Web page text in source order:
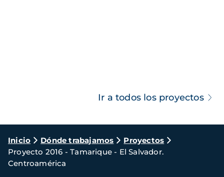
Ir a todos los proyectos
Ruta
de
navegación
Inicio Dónde trabajamos
Proyectos
Proyecto 2016 - Tamarique - El Salvador.
Centroamérica